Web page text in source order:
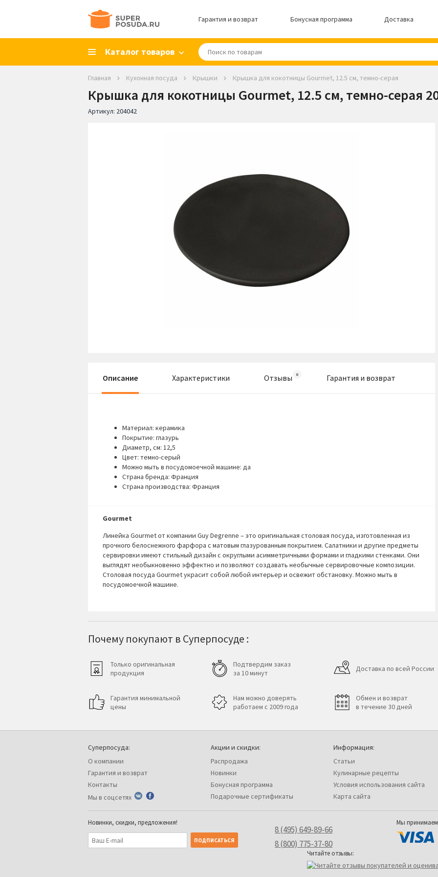
Гарантия и возврат Бонусная программа Доставка
Каталог товаров
Главная Кухонная посуда Крышки Крышка для кокотницы Gourmet, 12.5 см, темно-серая
Крышка для кокотницы Gourmet, 12.5 см, темно-серая
Артикул: 204042
Описание Характеристики Отзывы Гарантия и возврат
Материал: керамика
Покрытие: глазурь
Диаметр, см: 12,5
Цвет: темно-серый
Можно мыть в посудомоечной машине: да
Страна бренда: Франция
Страна производства: Франция
Gourmet
Линейка Gourmet от компании Guy Degrenne – это оригинальная столовая посуда, изготовленная из
прочного белоснежного фарфора с матовым глазурованным покрытием. Салатники и другие предметы
сервировки имеют стильный дизайн с округлыми асимметричными формами и гладкими стенками. Они
выглядят необыкновенно эффектно и позволяют создавать необычные сервировочные композиции.
Столовая посуда Gourmet украсит собой любой интерьер и освежит обстановку. Можно мыть в
посудомоечной машине.
Почему покупают в Суперпосуде :
Только оригинальная
продукция
Гарантия минимальной
цены
Подтвердим заказ
за 10 минут
Нам можно доверять
работаем с 2009 года
Доставка по всей России
Обмен и возврат
в течение 30 дней
Суперпосуда:
О компании
Гарантия и возврат
Контакты
Мы в соцсетях
Акции и скидки:
Распродажа
Новинки
Бонусная программа
Подарочные сертификаты
Информация:
Статьи
Кулинарные рецепты
Условия использования сайта
Карта сайта
Новинки, скидки, предложения!
8 (495) 649-89-66
8 (800) 775-37-80
Мы
Читайте отзывы: